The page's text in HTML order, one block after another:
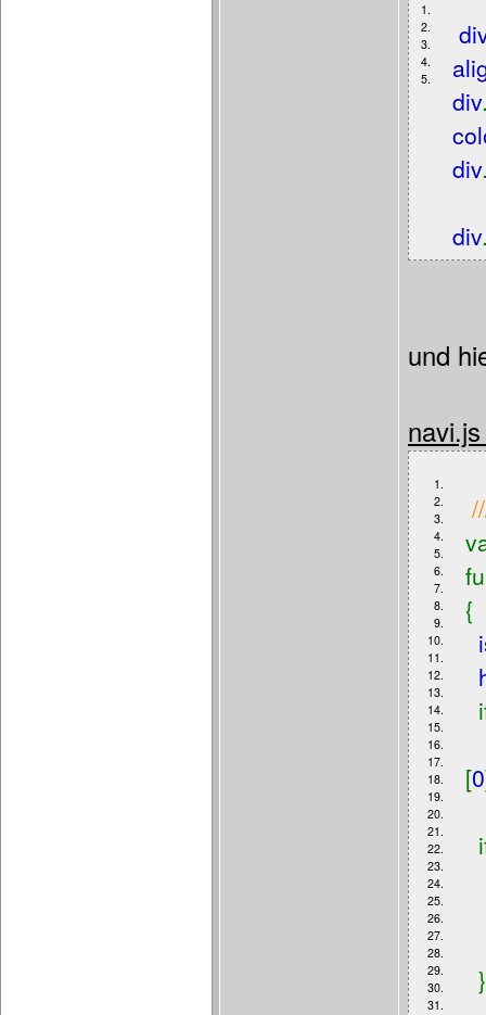
1.
2.
3.
4.
5.
div
div
div
und
1.
2.
3.
4.
5.
6.
7.
8.
9.
10.
11.
12.
13.
14.
15.
16.
17.
18.
19.
20.
21.
22.
23.
24.
25.
26.
27.
28.
29.
30.
31.
{
[0